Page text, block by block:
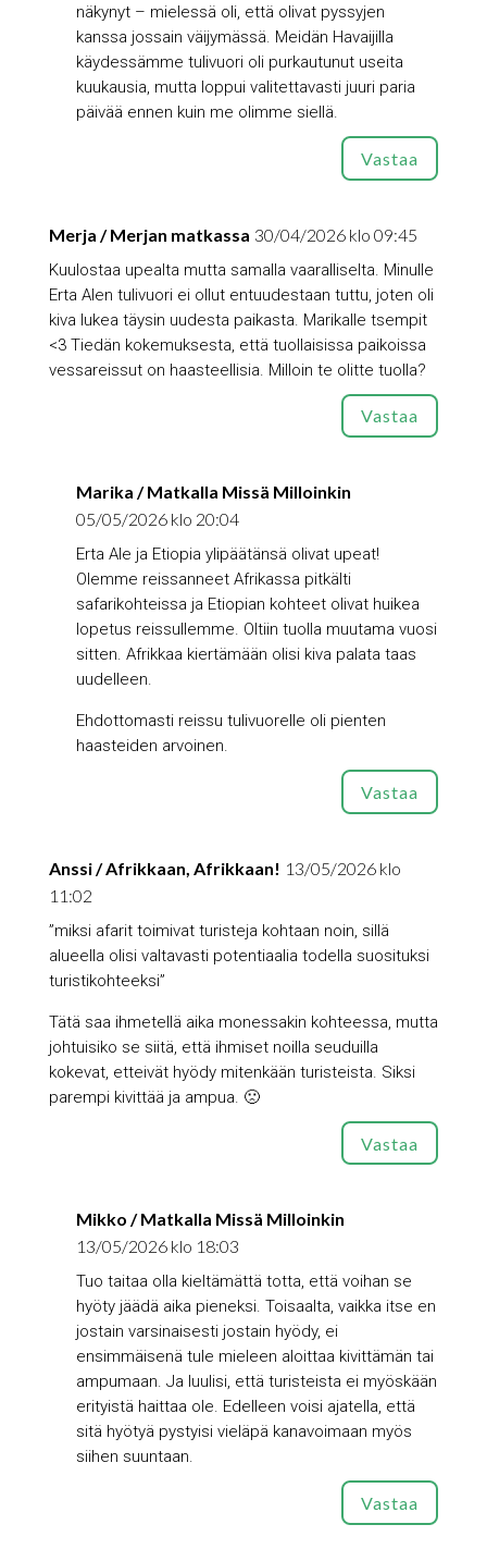
näkynyt – mielessä oli, että olivat pyssyjen
kanssa jossain väijymässä. Meidän Havaijilla
käydessämme tulivuori oli purkautunut useita
kuukausia, mutta loppui valitettavasti juuri paria
päivää ennen kuin me olimme siellä.
Vastaa
Merja / Merjan matkassa 30/04/2026 klo 09:45
Kuulostaa upealta mutta samalla vaaralliselta. Minulle
Erta Alen tulivuori ei ollut entuudestaan tuttu, joten oli
kiva lukea täysin uudesta paikasta. Marikalle tsempit
<3 Tiedän kokemuksesta, että tuollaisissa paikoissa
vessareissut on haasteellisia. Milloin te olitte tuolla?
Vastaa
Marika / Matkalla Missä Milloinkin
05/05/2026 klo 20:04
Erta Ale ja Etiopia ylipäätänsä olivat upeat!
Olemme reissanneet Afrikassa pitkälti
safarikohteissa ja Etiopian kohteet olivat huikea
lopetus reissullemme. Oltiin tuolla muutama vuosi
sitten. Afrikkaa kiertämään olisi kiva palata taas
uudelleen.
Ehdottomasti reissu tulivuorelle oli pienten
haasteiden arvoinen.
Vastaa
Anssi / Afrikkaan, Afrikkaan! 13/05/2026 klo
11:02
”miksi afarit toimivat turisteja kohtaan noin, sillä
alueella olisi valtavasti potentiaalia todella suosituksi
turistikohteeksi”
Tätä saa ihmetellä aika monessakin kohteessa, mutta
johtuisiko se siitä, että ihmiset noilla seuduilla
kokevat, etteivät hyödy mitenkään turisteista. Siksi
parempi kivittää ja ampua. 🙁
Vastaa
Mikko / Matkalla Missä Milloinkin
13/05/2026 klo 18:03
Tuo taitaa olla kieltämättä totta, että voihan se
hyöty jäädä aika pieneksi. Toisaalta, vaikka itse en
jostain varsinaisesti jostain hyödy, ei
ensimmäisenä tule mieleen aloittaa kivittämän tai
ampumaan. Ja luulisi, että turisteista ei myöskään
erityistä haittaa ole. Edelleen voisi ajatella, että
sitä hyötyä pystyisi vieläpä kanavoimaan myös
siihen suuntaan.
Vastaa